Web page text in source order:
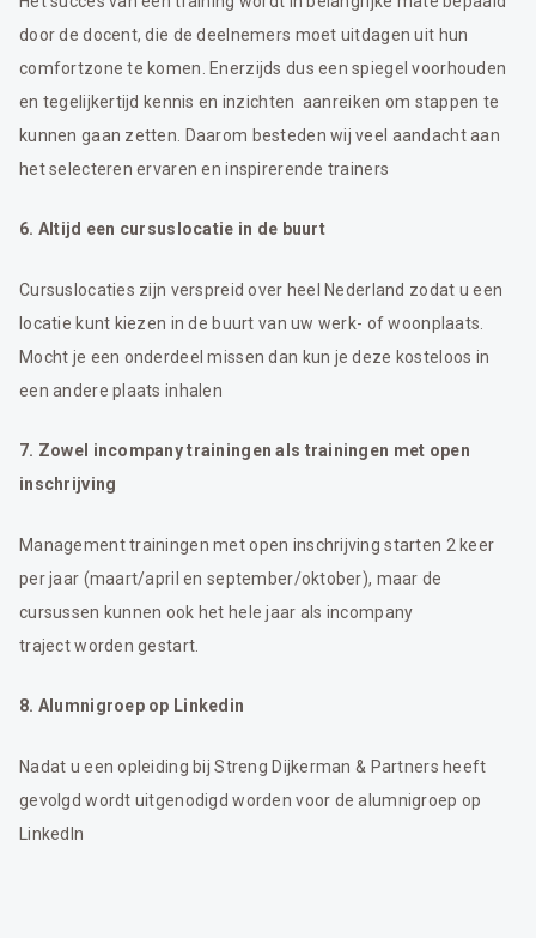
door de docent, die de deelnemers moet uitdagen uit hun
comfortzone te komen. Enerzijds dus een spiegel voorhouden
en tegelijkertijd kennis en inzichten aanreiken om stappen te
kunnen gaan zetten. Daarom besteden wij veel aandacht aan
het selecteren ervaren en inspirerende trainers
6. Altijd een cursuslocatie in de buurt
Cursuslocaties zijn verspreid over heel Nederland zodat u een
locatie kunt kiezen in de buurt van uw werk- of woonplaats.
Mocht je een onderdeel missen dan kun je deze kosteloos in
een andere plaats inhalen
7. Zowel incompany trainingen als trainingen met open
inschrijving
Management trainingen met open inschrijving starten 2 keer
per jaar (maart/april en september/oktober), maar de
cursussen kunnen ook het hele jaar als incompany
traject worden gestart.
8. Alumnigroep op Linkedin
Nadat u een opleiding bij Streng Dijkerman & Partners heeft
gevolgd wordt uitgenodigd worden voor de alumnigroep op
LinkedIn